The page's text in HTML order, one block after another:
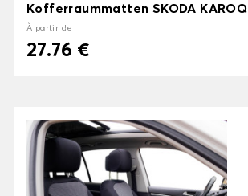
Kofferraummatten SKODA KAROQ
À partir de
27.76 €